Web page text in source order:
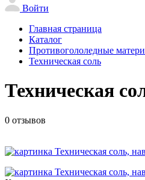
Войти
Главная страница
Каталог
Противогололедные
Техническая соль
Техническая
0 отзывов